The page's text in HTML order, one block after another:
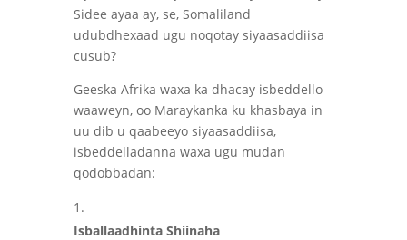
Sidee ayaa ay, se, Somaliland
udubdhexaad ugu noqotay siyaasaddiisa
cusub?
Geeska Afrika waxa ka dhacay isbeddello
waaweyn, oo Maraykanka ku khasbaya in
uu dib u qaabeeyo siyaasaddiisa,
isbeddelladanna waxa ugu mudan
qodobbadan:
Isballaadhinta Shiinaha